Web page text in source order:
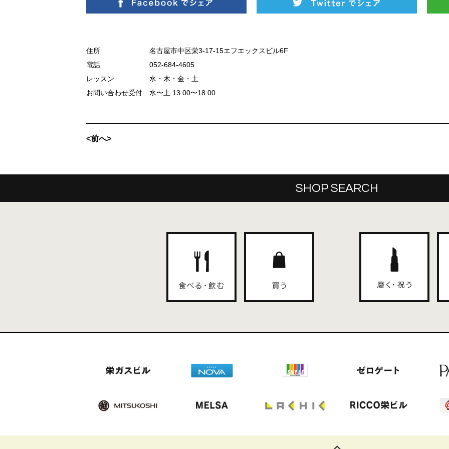
住所 名古屋市中区栄3-17-15エフエックスビル6F
電話 052-684-4605
レッスン 水・木・金・土
お問い合わせ受付 水〜土 13:00〜18:00
<前へ>
SHOP SEARCH